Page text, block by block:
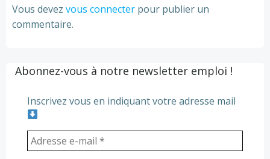
Vous devez vous connecter pour publier un
commentaire.
Abonnez-vous à notre newsletter emploi !
Inscrivez vous en indiquant votre adresse mail